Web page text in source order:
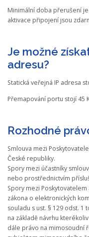
Minimální doba přerušení
aktivace připojení jsou
Je možné
adresu?
Statická veřejná IP adresa
Přemapování portu stojí 45
Rozhodné
Smlouva mezi
České republiky.
Spory mezi účastníky
nebo prostřednictvím
Spory mezi
zákona o elektronických
souladu s ust. § 129 odst. 1
na základě návrhu
dále právo na mimosoudní